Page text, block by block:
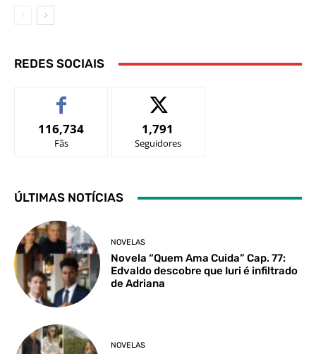
REDES SOCIAIS
116,734
Fãs
1,791
Seguidores
ÚLTIMAS NOTÍCIAS
NOVELAS
Novela “Quem Ama Cuida” Cap. 77:
Edvaldo descobre que Iuri é infiltrado
de Adriana
NOVELAS